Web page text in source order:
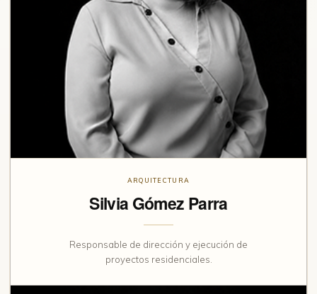
ARQUITECTURA
Silvia Gómez Parra
Responsable de dirección y ejecución de
proyectos residenciales.